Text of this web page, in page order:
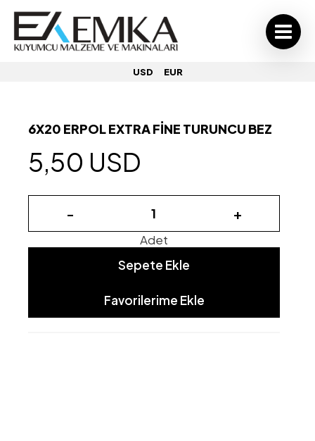
USD EUR
6X20 ERPOL EXTRA FİNE TURUNCU BEZ
5,50 USD
- +
Adet
Sepete Ekle
Favorilerime Ekle